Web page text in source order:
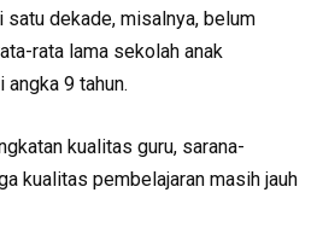
satu dekade, misalnya, belum
rata lama sekolah anak
9 tahun.
kualitas guru, sarana-
kualitas pembelajaran masih jauh